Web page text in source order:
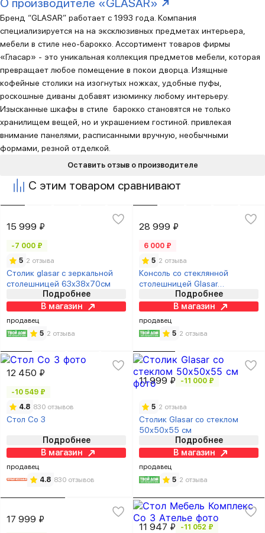
О производителе «GLASAR»
Оставить отзыв о производителе
Бренд “GLASAR” работает с 1993 года. Компания
специализируется на на эксклюзивных предметах интерьера,
мебели в стиле нео-барокко. Ассортимент товаров фирмы
«Гласар» - это уникальная коллекция предметов мебели, которая
превращает любое помещение в покои дворца. Изящные
кофейные столики на изогнутых ножках, удобные пуфы,
роскошные диваны добавят изюминку любому интерьеру.
Изысканные шкафы в стиле барокко становятся не только
хранилищем вещей, но и украшением гостиной. привлекая
внимание панелями, расписанными вручную, необычными
формами, резной отделкой.
С этим товаром сравнивают
15 999 ₽
-7 000 ₽
5 2 отзыва
Столик glasar с зеркальной
столешницей 63x38x70см
Подробнее
В магазин
продавец
5 2 отзыва
28 999 ₽
6 000 ₽
5 2 отзыва
Консоль со стеклянной
столешницей Glasar
91х32х77смПодробнее
В магазин
продавец
5 2 отзыва
12 450 ₽
-10 549 ₽
4.8 830 отзывов
Стол Со 3
Подробнее
В магазин
продавец
4.8 830 отзывов
11 999 ₽ -11 000 ₽
5 2 отзыва
Столик Glasar со стеклом
50х50х55 см
Подробнее
В магазин
продавец
5 2 отзыва
17 999 ₽
11 947 ₽ -11 052 ₽